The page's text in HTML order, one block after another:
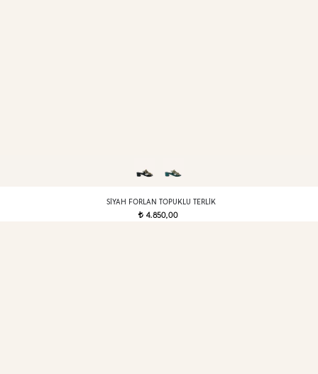
SIYAH FORLAN TOPUKLU TERLIK
t 4.850,00